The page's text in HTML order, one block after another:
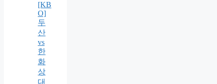
[KB
O]
두
산
vs
한
화
상
대